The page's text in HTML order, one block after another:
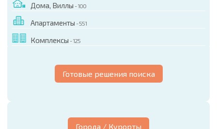
Дома, Виллы - 100
Апартаменты - 551
Комплексы - 125
Готовые решения поиска
Города / Курорты